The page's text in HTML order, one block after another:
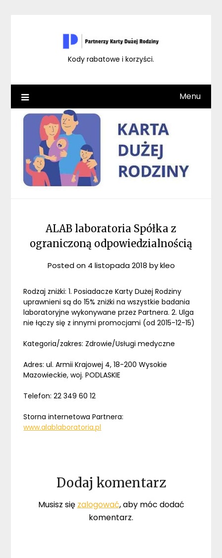
Kody rabatowe i korzyści.
Menu
ALAB laboratoria Spółka z
ograniczoną odpowiedzialnością
Posted on 4 listopada 2018 bykleo
Rodzaj zniżki: 1. Posiadacze Karty Dużej Rodziny
uprawnieni są do 15% zniżki na wszystkie badania
laboratoryjne wykonywane przez Partnera. 2. Ulga
nie łączy się z innymi promocjami (od 2015-12-15)
Kategoria/zakres: Zdrowie/Usługi medyczne
Adres: ul. Armii Krajowej 4, 18-200 Wysokie
Mazowieckie, woj. PODLASKIE
Telefon: 22 349 60 12
Storna internetowa Partnera:
www.alablaboratoria.pl
Dodaj komentarz
Musisz się zalogować, aby móc dodać
komentarz.